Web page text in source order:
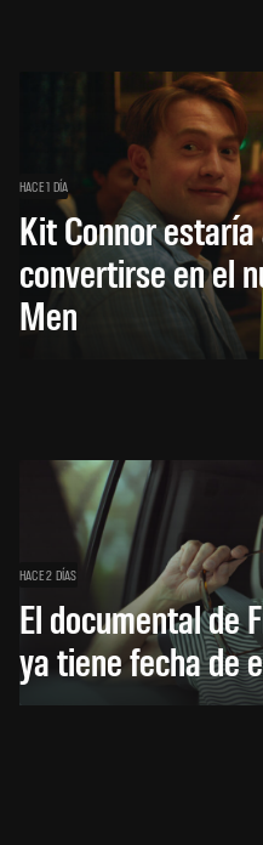
HACE 1 DÍA
Kit Connor
convertirse en el
Men
HACE 2 DÍAS
El documental de
ya tiene fecha de